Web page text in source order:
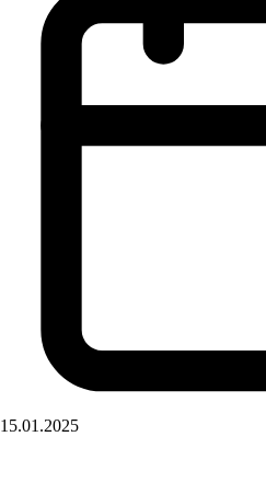
15.01.2025